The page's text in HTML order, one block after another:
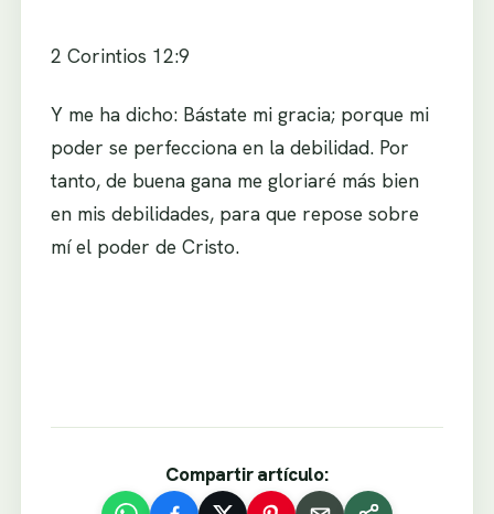
2 Corintios 12:9
Y me ha dicho: Bástate mi gracia; porque mi
poder se perfecciona en la debilidad. Por
tanto, de buena gana me gloriaré más bien
en mis debilidades, para que repose sobre
mí el poder de Cristo.
Compartir artículo: